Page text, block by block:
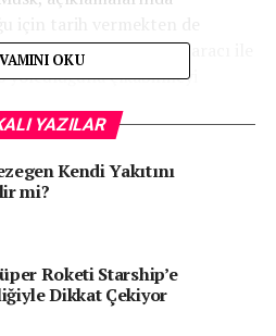
Starship fırlatma aracı ile
çıkabilmeyi
2021 yılında Starship ile
yani 2022 yılında insansız
2023 yılında ise SpaceX,
yolculuk düzenleyecek.
OKU
YAZILAR
Kendi Yakıtını
mi?
Roketi Starship’e
Dikkat Çekiyor